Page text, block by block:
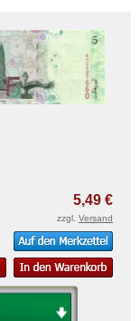
5,49 €
zzgl. Versand